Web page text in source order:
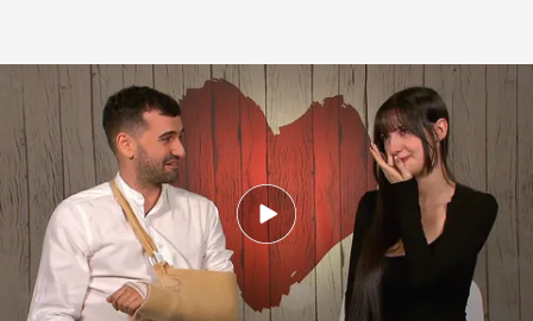
Iraia se emociona con las palabras de Rubén 'First Dates'
Alba de la Orden
Madrid, 12 ENE 2026 - 22:35h.
Justo antes de conocer la decisión final de los
solteros sucede algo que ninguno de los dos
se esperaba: Iraia se emociona